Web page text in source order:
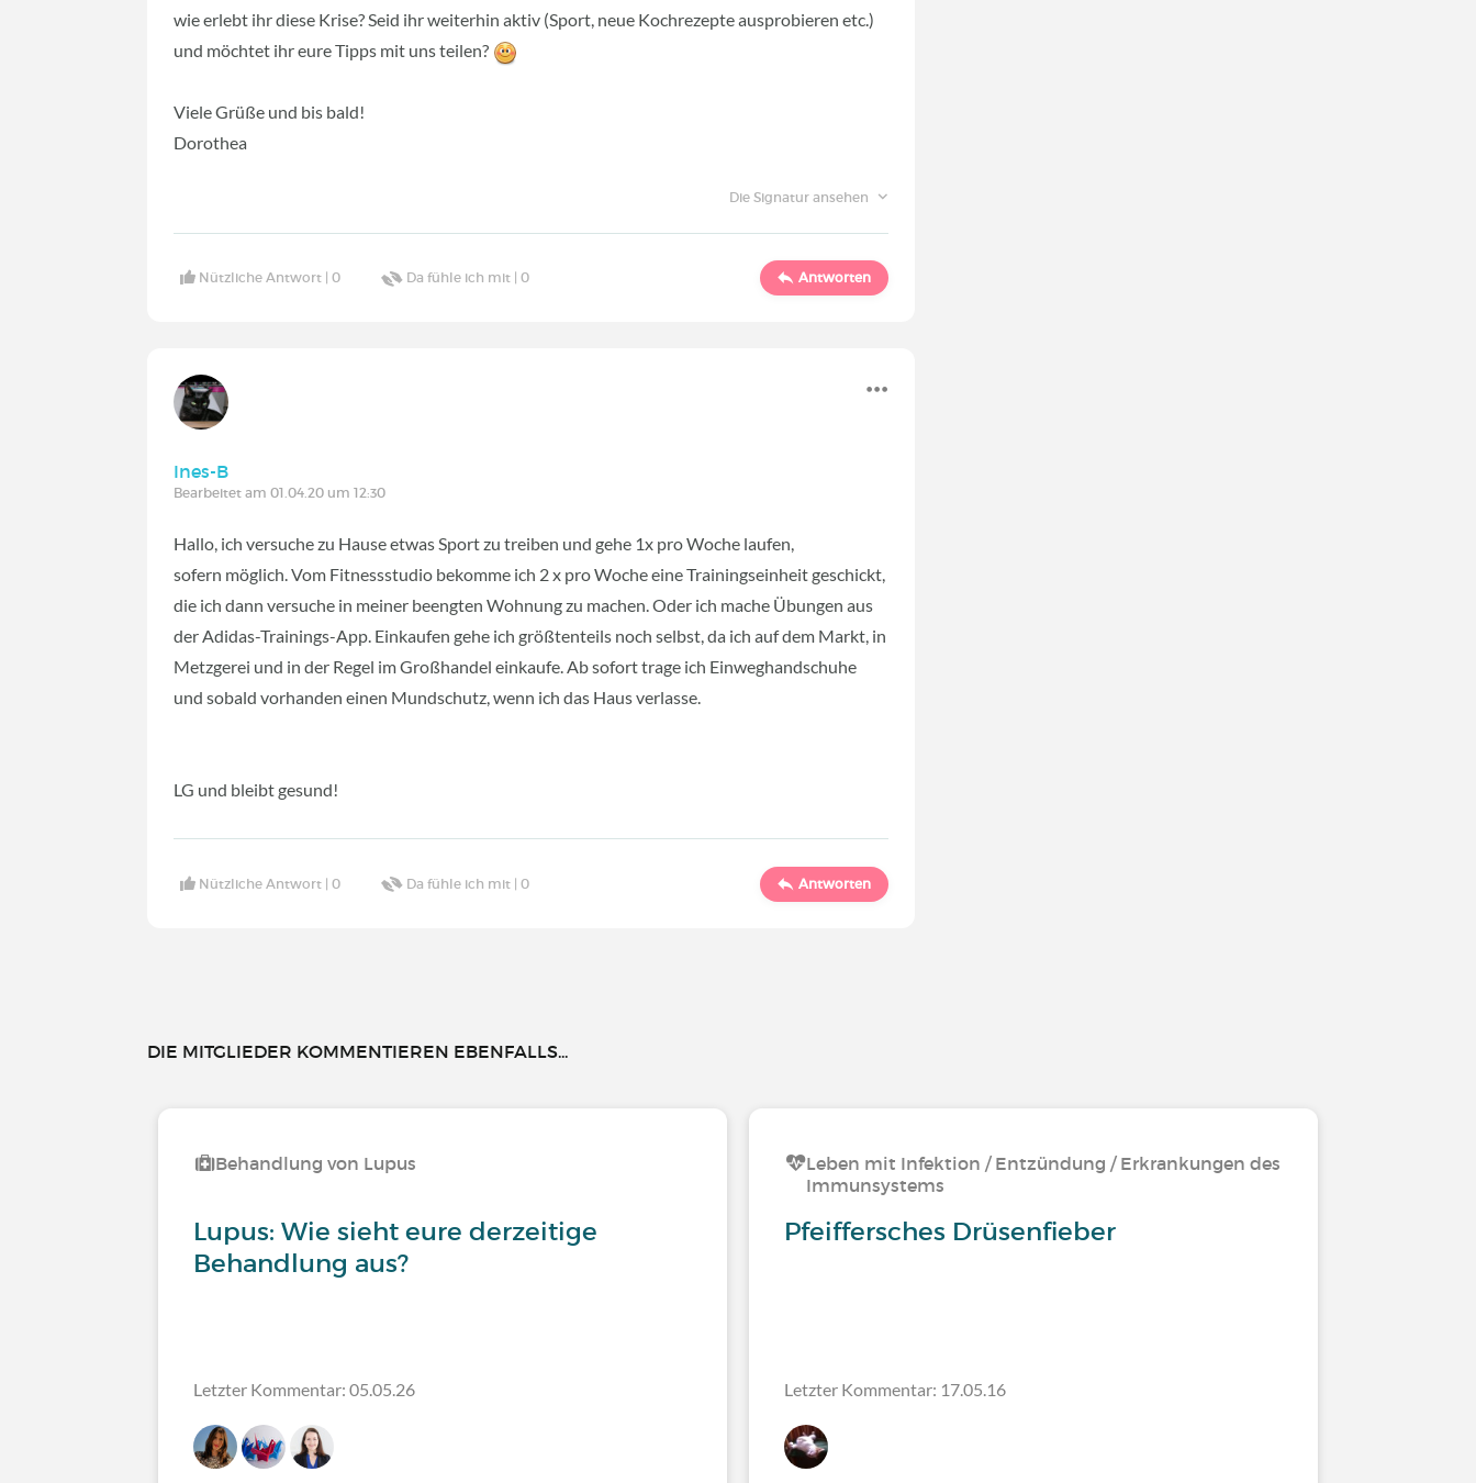
wie erlebt ihr diese Krise? Seid ihr weiterhin aktiv (Sport, neue Kochrezepte ausprobieren etc.)
und möchtet ihr eure Tipps mit uns teilen?
Viele Grüße und bis bald!
Dorothea
Die Signatur ansehen
Nützliche Antwort |0 Da fühle ich mit |0 Antworten
Ines-B
Bearbeitet am 01.04.20 um 12:30
Hallo, ich versuche zu Hause etwas Sport zu treiben und gehe 1x pro Woche laufen,
sofern möglich. Vom Fitnessstudio bekomme ich 2 x pro Woche eine Trainingseinheit geschickt,
die ich dann versuche in meiner beengten Wohnung zu machen. Oder ich mache Übungen aus
der Adidas-Trainings-App. Einkaufen gehe ich größtenteils noch selbst, da ich auf dem Markt, in
Metzgerei und in der Regel im Großhandel einkaufe. Ab sofort trage ich Einweghandschuhe
und sobald vorhanden einen Mundschutz, wenn ich das Haus verlasse.
LG und bleibt gesund!
Nützliche Antwort |0 Da fühle ich mit |0 Antworten
DIE MITGLIEDER KOMMENTIEREN EBENFALLS...
Behandlung von Lupus
Lupus: Wie sieht eure derzeitige
Behandlung aus?
Letzter Kommentar: 05.05.26
Leben mit Infektion / Entzündung / Erkrankungen des
Immunsystems
Pfeiffersches Drüsenfieber
Letzter Kommentar: 17.05.16